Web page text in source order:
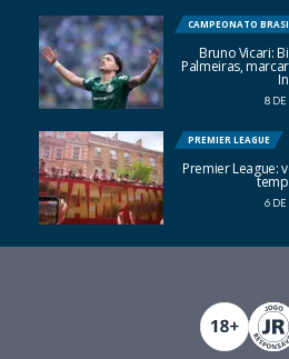
CAMPEONATO
Bruno Vicari:
Palmeiras,
8 DE
PREMIER LEAGUE
Premier League:
6 DE